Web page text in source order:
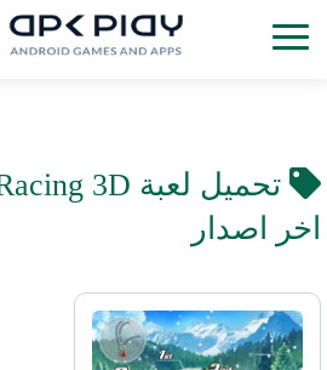
اخر اصدار